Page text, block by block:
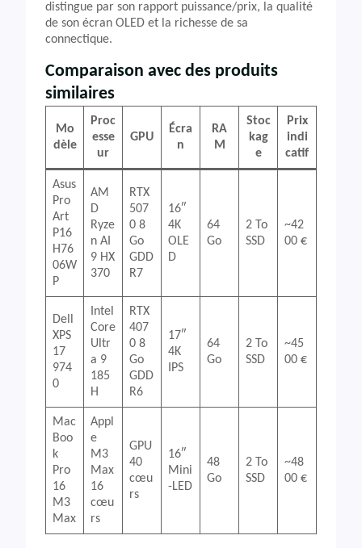
distingue par son rapport puissance/prix, la qualité
de son écran OLED et la richesse de sa
connectique.
Comparaison avec des produits
similaires
Mo
dèle
Proc
esse
ur
GPU
Écra
n
RA
M
Stoc
kag
e
Prix
indi
catif
Asus
Pro
Art
P16
H76
06W
P
AM
D
Ryze
n AI
9 HX
370
RTX
507
0 8
Go
GDD
R7
16″
4K
OLE
D
64
Go
2 To
SSD
~42
00 €
Dell
XPS
17
974
0
Intel
Core
Ultr
a 9
185
H
RTX
407
0 8
Go
GDD
R6
17″
4K
IPS
64
Go
2 To
SSD
~45
00 €
Mac
Boo
k
Pro
16
M3
Max
Appl
e
M3
Max
16
cœu
rs
GPU
40
cœu
rs
16″
Mini
-LED
48
Go
2 To
SSD
~48
00 €